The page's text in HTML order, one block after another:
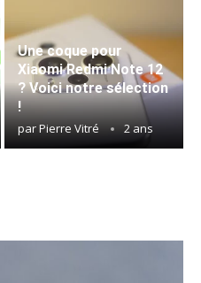
Une coque pour
Xiaomi Redmi Note 12
? Voici notre sélection
!
parPierre Vitré 2 ans